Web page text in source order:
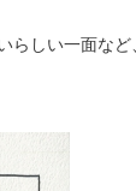
しい一面など